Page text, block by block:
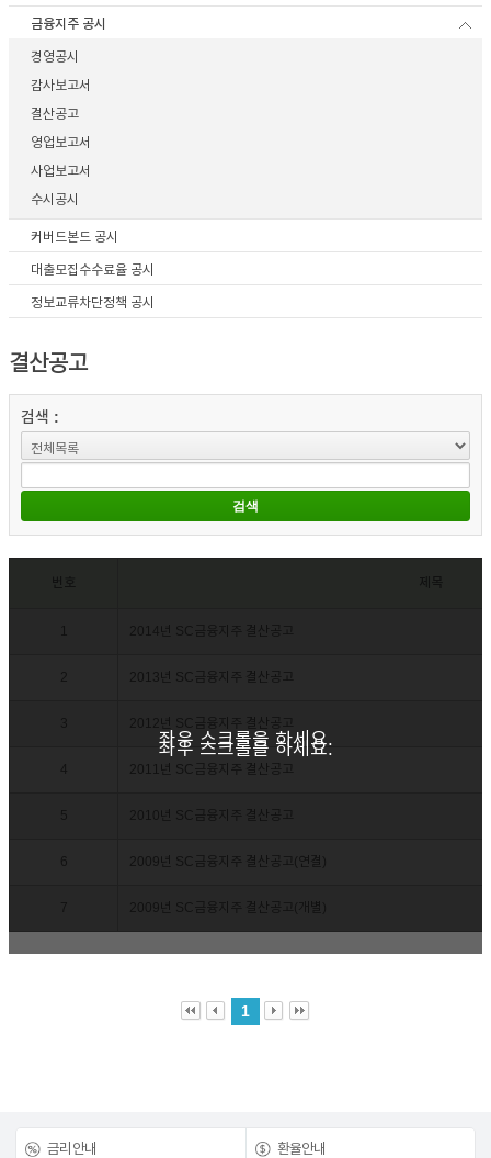
금융지주 공시
경영공시
감사보고서
결산공고
영업보고서
사업보고서
수시공시
커버드본드 공시
대출모집수수료율 공시
정보교류차단정책 공시
결산공고
검색 :
2 2013년 SC금융지주 결산공고
2011년 SC금융지주 결산공고
6 2009년 SC금융지주 결산공고(연결)
좌우 스크롤을 하세요.
좌우 스크롤을 하세요.
1
금리안내 환율안내